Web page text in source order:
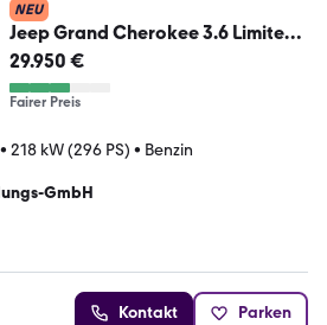
NEU
Jeep Grand Cherokee 3.6 Limited
X 4X4/SHZ/SBL/TOTW/20
29.950 €
Fairer Preis
• 218 kW (296 PS) • Benzin
GmbH
Kontakt Parken